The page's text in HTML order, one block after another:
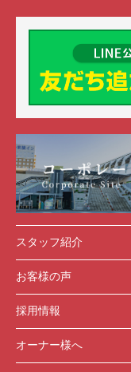
スタッフ紹介
お客様の声
採用情報
オーナー様へ